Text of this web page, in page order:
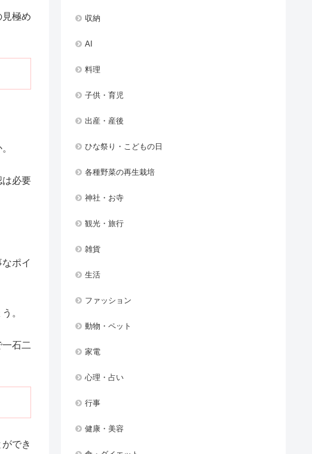
極め
は必要
ポイ
。
石二
でき
収納
AI
料理
子供・育児
出産・産後
ひな祭り・こどもの日
各種野菜の再生栽培
神社・お寺
観光・旅行
雑貨
生活
ファッション
動物・ペット
家電
心理・占い
行事
健康・美容